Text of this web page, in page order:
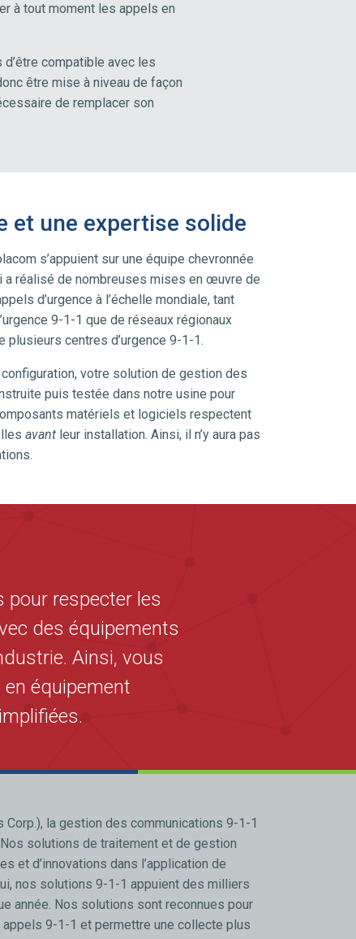
à tout moment les appels en
compatible avec les
être mise à niveau de façon
de remplacer son
et une expertise solide
s’appuient sur une équipe chevronnée
a réalisé de nombreuses mises en œuvre de
d’urgence à l’échelle mondiale, tant
9-1-1 que de réseaux régionaux
plusieurs centres d’urgence 9-1-1.
votre solution de gestion des
puis testée dans notre usine pour
matériels et logiciels respectent
avant leur installation. Ainsi, il n’y aura pas
pour respecter les
des équipements
Ainsi, vous
équipement
la gestion des communications 9-1-1
Nos solutions de traitement et de gestion
et d’innovations dans l’application de
nos solutions 9-1-1 appuient des milliers
année. Nos solutions sont reconnues pour
9-1-1 et permettre une collecte plus